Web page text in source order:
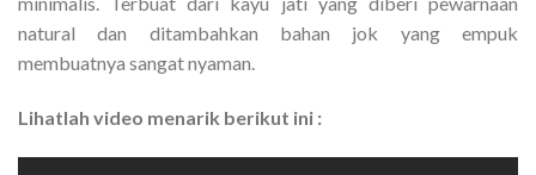
natural dan ditambahkan bahan jok yang empuk
membuatnya sangat nyaman.
Lihatlah video menarik berikut ini :